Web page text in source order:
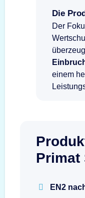
Die
Der
einem
Primat
EN2